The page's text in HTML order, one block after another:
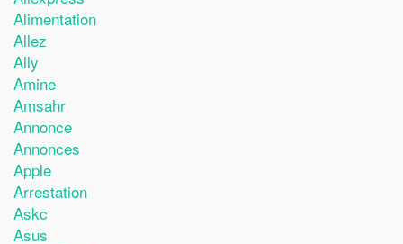
Alimentation
Allez
Ally
Amine
Amsahr
Annonce
Annonces
Apple
Arrestation
Askc
Asus